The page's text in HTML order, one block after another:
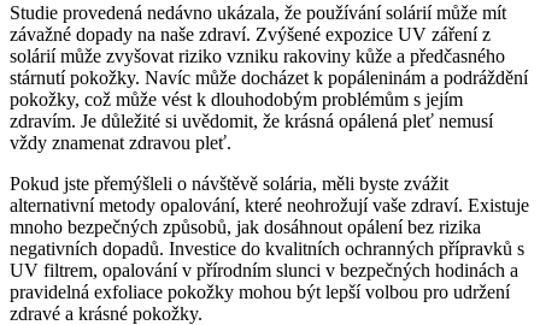
Studie‌ provedená nedávno ‍ukázala,⁣ že​ používání solárií může mít
závažné dopady na‌ naše​ zdraví. Zvýšené⁢ expozice UV záření z⁢
solárií může zvyšovat riziko ⁣vzniku rakoviny kůže a předčasného
stárnutí pokožky. ​Navíc může ‍docházet⁣ k popáleninám a⁢ podráždění
pokožky,‌ což může vést⁤ k dlouhodobým problémům ​s ‌jejím
zdravím. Je⁢ důležité si uvědomit, že ‍krásná opálená ‍pleť nemusí‌
vždy znamenat zdravou‍ pleť.
Pokud jste ⁣přemýšleli⁣ o ‌návštěvě ⁤solária,‍ měli byste​ zvážit
alternativní metody opalování, které neohrožují vaše zdraví. Existuje
mnoho ⁤bezpečných‍ způsobů, jak dosáhnout opálení ​bez rizika
negativních dopadů.‌ Investice ⁤do kvalitních ochranných‍ přípravků s
UV filtrem, ‍opalování v přírodním slunci v bezpečných ​hodinách a
pravidelná exfoliace pokožky mohou ​být​ lepší volbou pro⁣ udržení
zdravé a krásné pokožky.